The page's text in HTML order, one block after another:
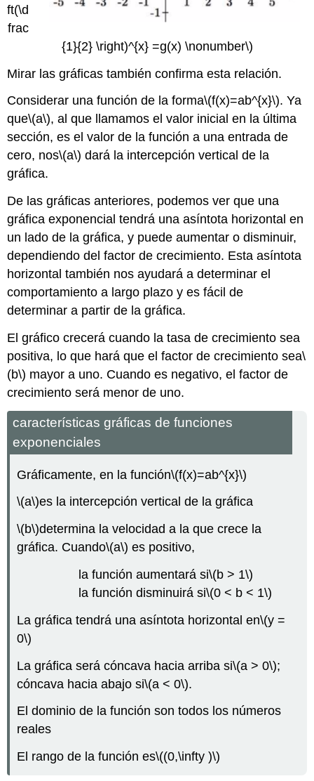
ft(\d
frac
{1}{2} \right)^{x} =g(x) \nonumber\)
Mirar las gráficas también confirma esta relación.
Considerar una función de la forma\(f(x)=ab^{x}\). Ya
que\(a\), al que llamamos el valor inicial en la última
sección, es el valor de la función a una entrada de
cero, nos\(a\) dará la intercepción vertical de la
gráfica.
De las gráficas anteriores, podemos ver que una
gráfica exponencial tendrá una asíntota horizontal en
un lado de la gráfica, y puede aumentar o disminuir,
dependiendo del factor de crecimiento. Esta asíntota
horizontal también nos ayudará a determinar el
comportamiento a largo plazo y es fácil de
determinar a partir de la gráfica.
El gráfico crecerá cuando la tasa de crecimiento sea
positiva, lo que hará que el factor de crecimiento sea\
(b\) mayor a uno. Cuando es negativo, el factor de
crecimiento será menor de uno.
características gráficas de funciones
exponenciales
Gráficamente, en la función\(f(x)=ab^{x}\)
\(a\)es la intercepción vertical de la gráfica
\(b\)determina la velocidad a la que crece la
gráfica. Cuando\(a\) es positivo,
la función aumentará si\(b > 1\)
la función disminuirá si\(0 < b < 1\)
La gráfica tendrá una asíntota horizontal en\(y =
0\)
La gráfica será cóncava hacia arriba si\(a > 0\);
cóncava hacia abajo si\(a < 0\).
El dominio de la función son todos los números
reales
El rango de la función es\((0,\infty )\)